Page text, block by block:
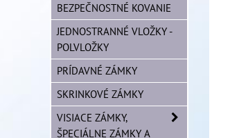
BEZPEČNOSTNÉ KOVANIE
JEDNOSTRANNÉ VLOŽKY -
POLVLOŽKY
PRÍDAVNÉ ZÁMKY
SKRINKOVÉ ZÁMKY
VISIACE ZÁMKY,
ŠPECIÁLNE ZÁMKY A